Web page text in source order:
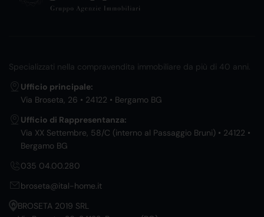
Specializzati nella compravendita immobiliare da più di 40 anni.
Ufficio principale:
Via Broseta, 26 • 24122 • Bergamo BG
Ufficio di Rappresentanza:
Via XX Settembre, 58/C (interno al Passaggio Bruni) • 24122 •
Bergamo BG
035 04.00.280
broseta@ital-home.it
BROSETA 2019 SRL